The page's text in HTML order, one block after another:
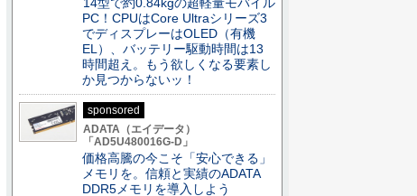
PC！CPUはCore Ultraシリーズ3
でディスプレーはOLED（有機
EL）、バッテリー駆動時間は13
時間超え。もう欲しくなる要素し
か見つからないッ！
sponsored
ADATA（エイデータ）
「AD5U480016G-D」
価格高騰の今こそ「安心できる」
メモリを。信頼と実績のADATA
DDR5メモリを導入しよう